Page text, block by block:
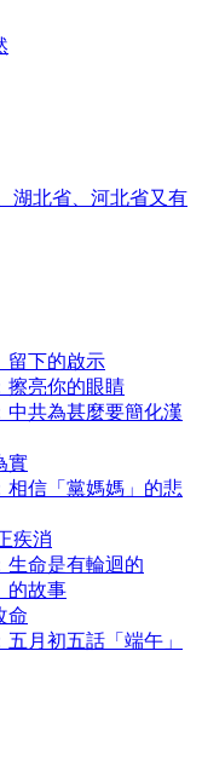
湖北省、河北省又有
留下的啟示
擦亮你的眼睛
中共為甚麼要簡化漢
實
相信「黨媽媽」的悲
疾消
生命是有輪迴的
的故事
命
月初五話「端午」